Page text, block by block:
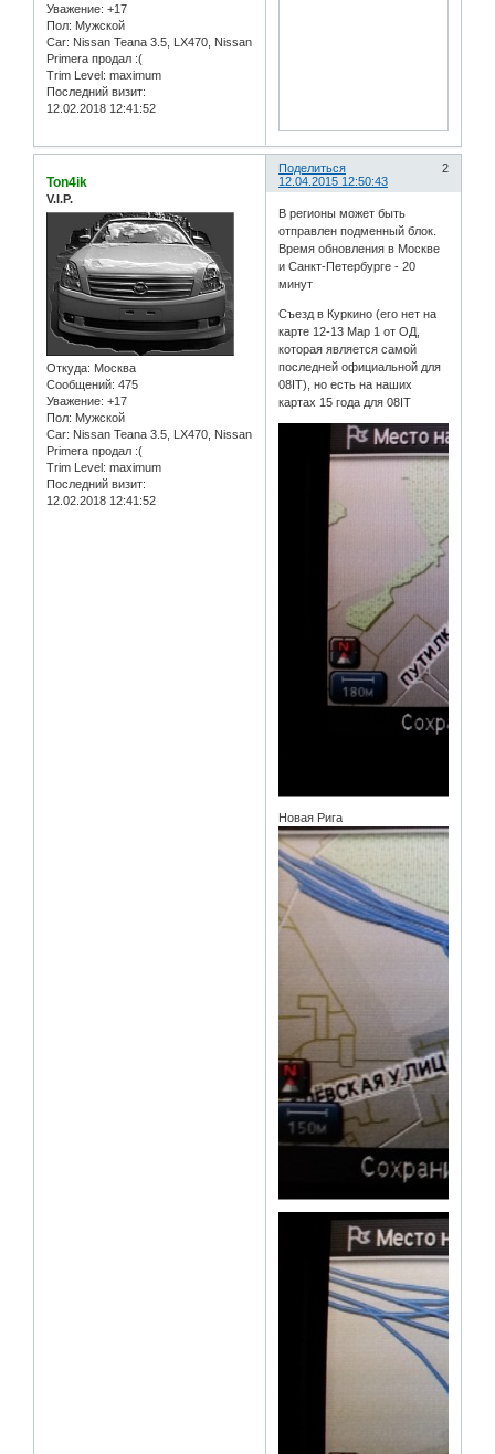
Уважение: +17
Пол: Мужской
Car: Nissan Teana 3.5, LX470, Nissan
Primera продал :(
Trim Level: maximum
Последний визит:
12.02.2018 12:41:52
Поделиться
2
12.04.2015 12:50:43
Ton4ik
V.I.P.
Откуда: Москва
Сообщений: 475
Уважение: +17
Пол: Мужской
Car: Nissan Teana 3.5, LX470, Nissan
Primera продал :(
Trim Level: maximum
Последний визит:
12.02.2018 12:41:52
В регионы может быть
отправлен подменный блок.
Время обновления в Москве
и Санкт-Петербурге - 20
минут
Съезд в Куркино (его нет на
карте 12-13 Map 1 от ОД,
которая является самой
последней официальной для
08IT), но есть на наших
картах 15 года для 08IT
Новая Рига